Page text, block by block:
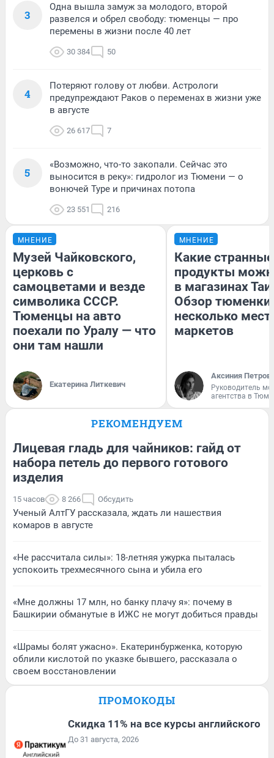
3
Одна вышла замуж за молодого, второй
развелся и обрел свободу: тюменцы — про
перемены в жизни после 40 лет
30 384 50
4
Потеряют голову от любви. Астрологи
предупреждают Раков о переменах в жизни уже
в августе
26 617 7
5
«Возможно, что-то закопали. Сейчас это
выносится в реку»: гидролог из Тюмени — о
вонючей Туре и причинах потопа
23 551 216
МНЕНИЕ
Музей Чайковского,
церковь с
самоцветами и везде
символика СССР.
Тюменцы на авто
поехали по Уралу — что
они там нашли
Екатерина Литкевич
МНЕНИЕ
Какие странные
продукты
в магазинах
Обзор тюменки
несколько
маркетов
Аксиния
Руководитель
агентства в
РЕКОМЕНДУЕМ
Лицевая гладь для чайников: гайд от
набора петель до первого готового
изделия
15 часов 8 266 Обсудить
Ученый АлтГУ рассказала, ждать ли нашествия
комаров в августе
«Не рассчитала силы»: 18-летняя ужурка пыталась
успокоить трехмесячного сына и убила его
«Мне должны 17 млн, но банку плачу я»: почему в
Башкирии обманутые в ИЖС не могут добиться правды
«Шрамы болят ужасно». Екатеринбурженка, которую
облили кислотой по указке бывшего, рассказала о
своем восстановлении
ПРОМОКОДЫ
Скидка 11% на все курсы английского
До 31 августа, 2026